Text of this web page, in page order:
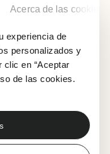
Acerca de las cookies
experiencia de
personalizados y
clic en “Aceptar
de las cookies.
se cancela la
brujas (Los
prevista para
Villamonte.
brujas (Los crímenes
López